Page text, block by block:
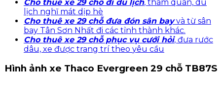
Cho thuê xe 29 chỗ đidu lịch, tham quan, du
lịch nghĩ mát dịp hè
Cho thuêxe 29 chỗ đưa đón sân bay và từ sân
bay Tân Sơn Nhất đi các tỉnh thành khác.
Cho thuê xe 29 chỗ phụcvụ cưới hỏi, đưa rước
dâu, xe được trang trí theo yêu cầu
Hình ảnh xe Thaco Evergreen 29 chỗ TB87S